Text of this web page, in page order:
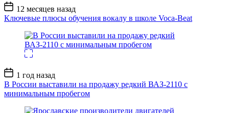
Дата
записи
12 месяцев назад
Ключевые плюсы обучения вокалу в школе Voca-Beat
Дата
записи
1 год назад
В России выставили на продажу редкий ВАЗ-2110 с
минимальным пробегом